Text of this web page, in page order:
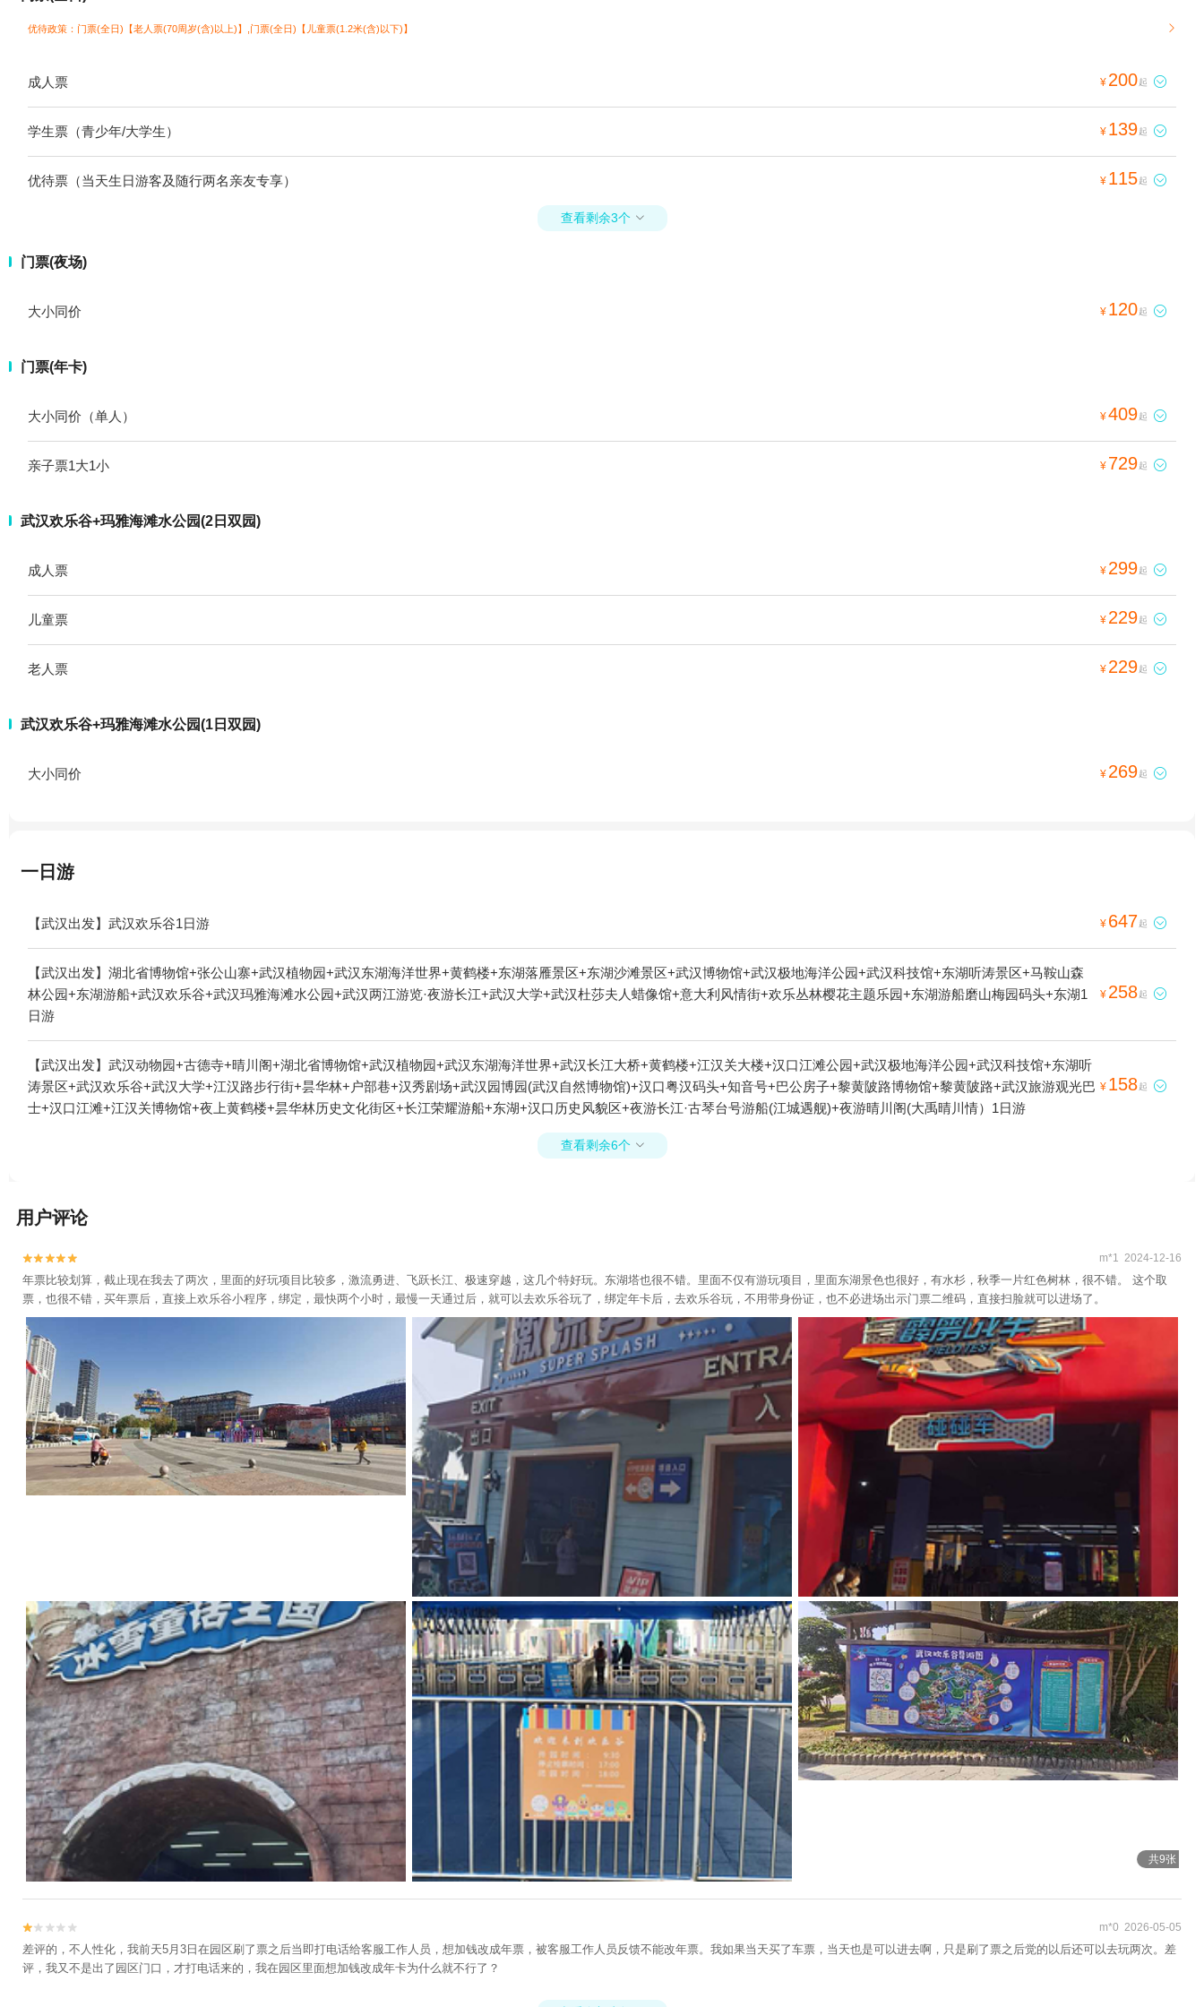
优待政策：门票(全日)【老人票(70周岁(含)以上)】,门票(全日)【儿童票(1.2米(含)以下)】 
成人票 ¥ 200起 
学生票（青少年/大学生） ¥ 139起 
优待票（当天生日游客及随行两名亲友专享） ¥ 115起 
查看剩余3个 
门票(夜场)
大小同价 ¥ 120起 
门票(年卡)
大小同价（单人） ¥409起 
亲子票1大1小 ¥ 729起 
武汉欢乐谷+玛雅海滩水公园(2日双园)
成人票 ¥ 299起 
儿童票 ¥ 229起 
老人票 ¥ 229起 
武汉欢乐谷+玛雅海滩水公园(1日双园)
大小同价 ¥ 269起 
一日游
【武汉出发】武汉欢乐谷1日游 ¥ 647起 
【武汉出发】湖北省博物馆+张公山寨+武汉植物园+武汉东湖海洋世界+黄鹤楼+东湖落雁景区+东湖沙滩景区+武汉博物馆+武汉极地海洋公园+武汉科技馆+东湖听涛景区+马鞍山森
林公园+东湖游船+武汉欢乐谷+武汉玛雅海滩水公园+武汉两江游览·夜游长江+武汉大学+武汉杜莎夫人蜡像馆+意大利风情街+欢乐丛林樱花主题乐园+东湖游船磨山梅园码头+东湖1
日游
¥ 258起 
【武汉出发】武汉动物园+古德寺+晴川阁+湖北省博物馆+武汉植物园+武汉东湖海洋世界+武汉长江大桥+黄鹤楼+江汉关大楼+汉口江滩公园+武汉极地海洋公园+武汉科技馆+东湖听
涛景区+武汉欢乐谷+武汉大学+江汉路步行街+昙华林+户部巷+汉秀剧场+武汉园博园(武汉自然博物馆)+汉口粤汉码头+知音号+巴公房子+黎黄陂路博物馆+黎黄陂路+武汉旅游观光巴
士+汉口江滩+江汉关博物馆+夜上黄鹤楼+昙华林历史文化街区+长江荣耀游船+东湖+汉口历史风貌区+夜游长江·古琴台号游船(江城遇舰)+夜游晴川阁(大禹晴川情）1日游
¥ 158起 
查看剩余6个 
用户评论

 m*1 2024-12-16
年票比较划算，截止现在我去了两次，里面的好玩项目比较多，激流勇进、飞跃长江、极速穿越，这几个特好玩。东湖塔也很不错。里面不仅有游玩项目，里面东湖景色也很好，有水杉，秋季一片红色树林，很不错。 这个取
票，也很不错，买年票后，直接上欢乐谷小程序，绑定，最快两个小时，最慢一天通过后，就可以去欢乐谷玩了，绑定年卡后，去欢乐谷玩，不用带身份证，也不必进场出示门票二维码，直接扫脸就可以进场了。
共9张

 m*0 2026-05-05
差评的，不人性化，我前天5月3日在园区刷了票之后当即打电话给客服工作人员，想加钱改成年票，被客服工作人员反馈不能改年票。我如果当天买了车票，当天也是可以进去啊，只是刷了票之后觉的以后还可以去玩两次。差
评，我又不是出了园区门口，才打电话来的，我在园区里面想加钱改成年卡为什么就不行了？